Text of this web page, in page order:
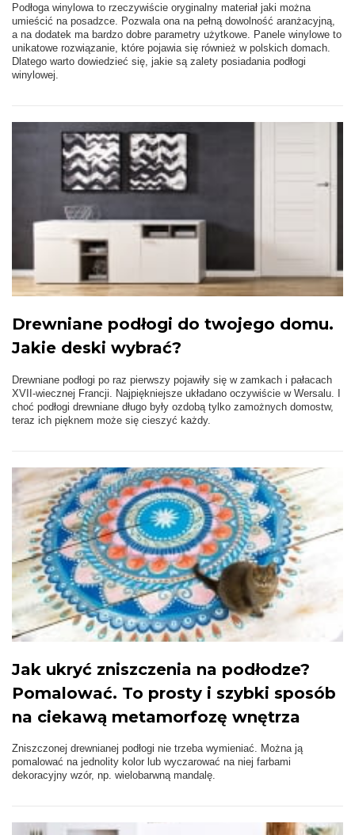
Podłoga winylowa to rzeczywiście oryginalny materiał jaki można
umieścić na posadzce. Pozwala ona na pełną dowolność aranżacyjną,
a na dodatek ma bardzo dobre parametry użytkowe. Panele winylowe to
unikatowe rozwiązanie, które pojawia się również w polskich domach.
Dlatego warto dowiedzieć się, jakie są zalety posiadania podłogi
winylowej.
Drewniane podłogi do twojego domu.
Jakie deski wybrać?
Drewniane podłogi po raz pierwszy pojawiły się w zamkach i pałacach
XVII-wiecznej Francji. Najpiękniejsze układano oczywiście w Wersalu. I
choć podłogi drewniane długo były ozdobą tylko zamożnych domostw,
teraz ich pięknem może się cieszyć każdy.
Jak ukryć zniszczenia na podłodze?
Pomalować. To prosty i szybki sposób
na ciekawą metamorfozę wnętrza
Zniszczonej drewnianej podłogi nie trzeba wymieniać. Można ją
pomalować na jednolity kolor lub wyczarować na niej farbami
dekoracyjny wzór, np. wielobarwną mandalę.